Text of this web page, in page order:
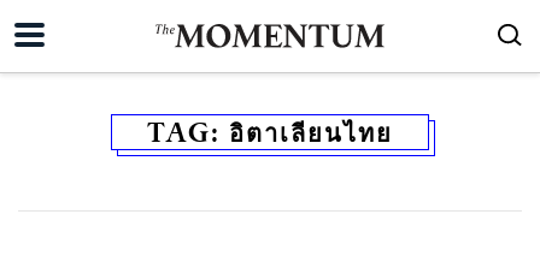
TAG: อิตาเลียนไทย